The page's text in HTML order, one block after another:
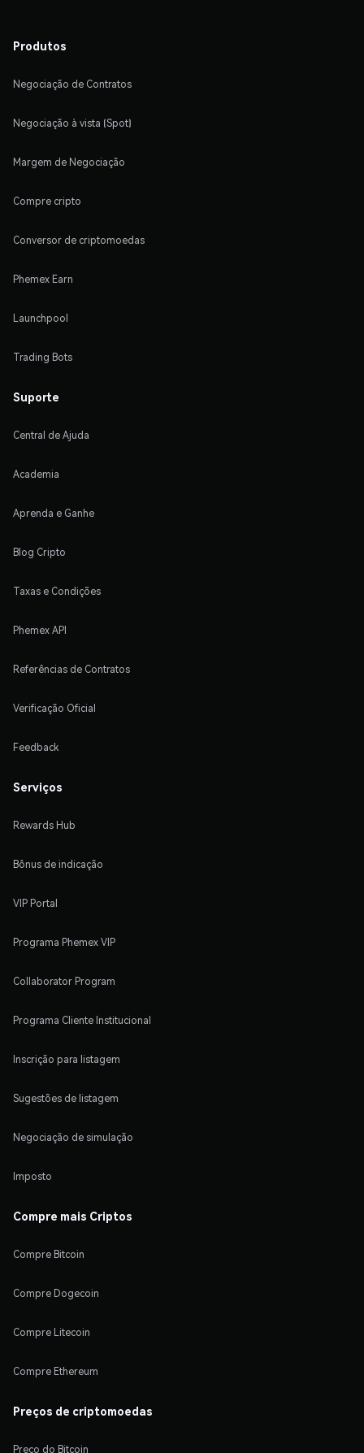
Produtos
Negociação de Contratos
Negociação à vista (Spot)
Margem de Negociação
Compre cripto
Conversor de criptomoedas
Phemex Earn
Launchpool
Trading Bots
Suporte
Central de Ajuda
Academia
Aprenda e Ganhe
Blog Cripto
Taxas e Condições
Phemex API
Referências de Contratos
Verificação Oficial
Feedback
Serviços
Rewards Hub
Bônus de indicação
VIP Portal
Programa Phemex VIP
Collaborator Program
Programa Cliente Institucional
Inscrição para listagem
Sugestões de listagem
Negociação de simulação
Imposto
Compre mais Criptos
Compre Bitcoin
Compre Dogecoin
Compre Litecoin
Compre Ethereum
Preços de criptomoedas
Preço do Bitcoin